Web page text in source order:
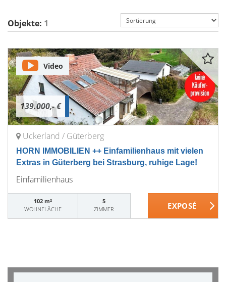
Objekte: 1
139.000,- €
Video
Uckerland / Güterberg
HORN IMMOBILIEN ++ Einfamilienhaus mit vielen
Extras in Güterberg bei Strasburg, ruhige Lage!
Einfamilienhaus
102 m²
WOHNFLÄCHE
5
ZIMMER